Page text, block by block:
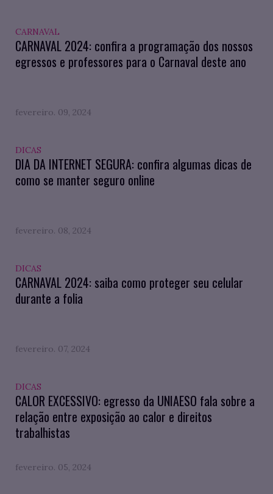
CARNAVAL
CARNAVAL 2024: confira a programação dos nossos
egressos e professores para o Carnaval deste ano
fevereiro. 09, 2024
DICAS
DIA DA INTERNET SEGURA: confira algumas dicas de
como se manter seguro online
fevereiro. 08, 2024
DICAS
CARNAVAL 2024: saiba como proteger seu celular
durante a folia
fevereiro. 07, 2024
DICAS
CALOR EXCESSIVO: egresso da UNIAESO fala sobre a
relação entre exposição ao calor e direitos
trabalhistas
fevereiro. 05, 2024